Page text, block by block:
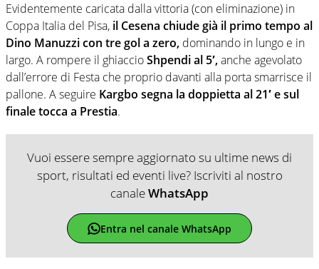
Evidentemente caricata dalla vittoria (con eliminazione) in
Coppa Italia del Pisa, il Cesena chiude già il primo tempo al
Dino Manuzzi con tre gol a zero, dominando in lungo e in
largo. A rompere il ghiaccioShpendi al 5′,anche agevolato
dall’errore di Festa che proprio davanti alla porta smarrisce il
pallone. A seguire Kargbo segna la doppietta al 21′ e sul
finale tocca a Prestia.
Vuoi essere sempre aggiornato su ultime news di
sport, risultati ed eventi live? Iscriviti al nostro
canaleWhatsApp
Entra nel canale WhatsApp